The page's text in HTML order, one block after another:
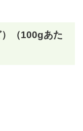
（100gあた